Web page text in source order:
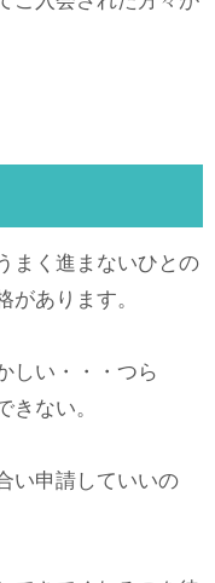
まく進まないひとの
があります。
しい・・・つら
きない。
い申請していいの